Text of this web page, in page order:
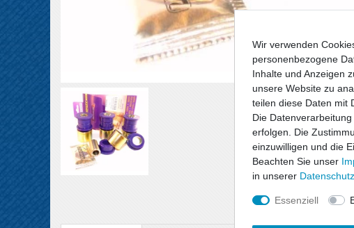
Wir verwenden
personenbezogene
Inhalte und Anzeigen
unsere Website zu
teilen diese Daten mit
Die
erfolgen. Die
einzuwilligen und die
Beachten Sie unser
in unserer
Essenziell